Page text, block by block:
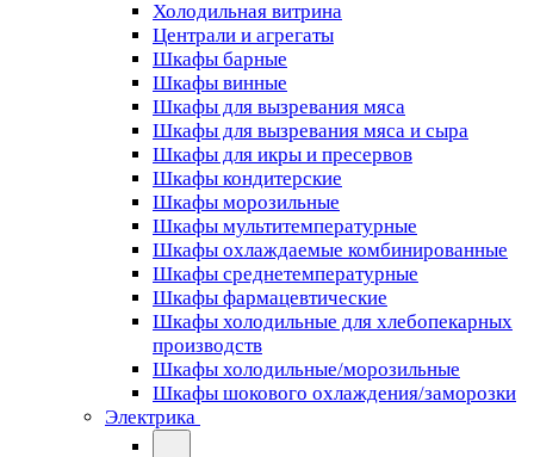
Холодильная витрина
Централи и агрегаты
Шкафы барные
Шкафы винные
Шкафы для вызревания мяса
Шкафы для вызревания мяса и сыра
Шкафы для икры и пресервов
Шкафы кондитерские
Шкафы морозильные
Шкафы мультитемпературные
Шкафы охлаждаемые комбинированные
Шкафы среднетемпературные
Шкафы фармацевтические
Шкафы холодильные для хлебопекарных
производств
Шкафы холодильные/морозильные
Шкафы шокового охлаждения/заморозки
Электрика